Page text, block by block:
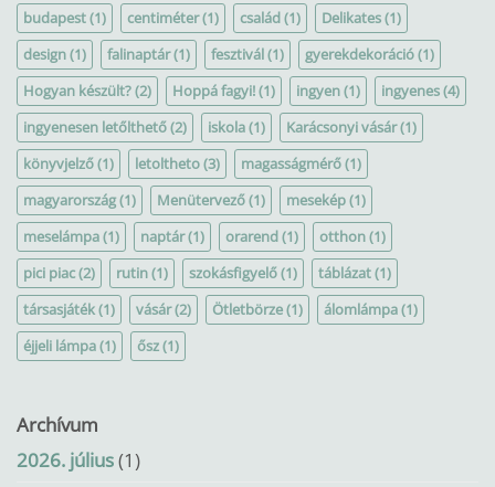
budapest(1) centiméter(1) család(1) Delikates(1)
design(1) falinaptár(1) fesztivál(1) gyerekdekoráció(1)
Hogyan készült?(2) Hoppá fagyi!(1) ingyen(1) ingyenes(4)
ingyenesen letőlthető(2) iskola(1) Karácsonyi vásár(1)
könyvjelző(1) letoltheto(3) magasságmérő(1)
magyarország(1) Menütervező(1) mesekép(1)
meselámpa(1) naptár(1) orarend(1) otthon(1)
pici piac(2) rutin(1) szokásfigyelő(1) táblázat(1)
társasjáték(1) vásár(2) Ötletbörze(1) álomlámpa(1)
éjjeli lámpa(1) ősz(1)
Archívum
2026. július(1)